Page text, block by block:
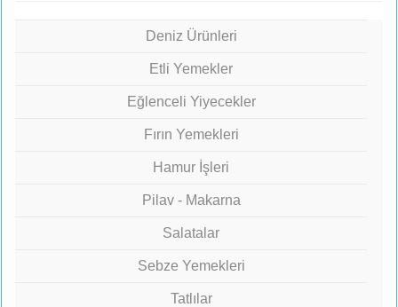
Deniz Ürünleri
Etli Yemekler
Eğlenceli Yiyecekler
Fırın Yemekleri
Hamur İşleri
Pilav - Makarna
Salatalar
Sebze Yemekleri
Tatlılar